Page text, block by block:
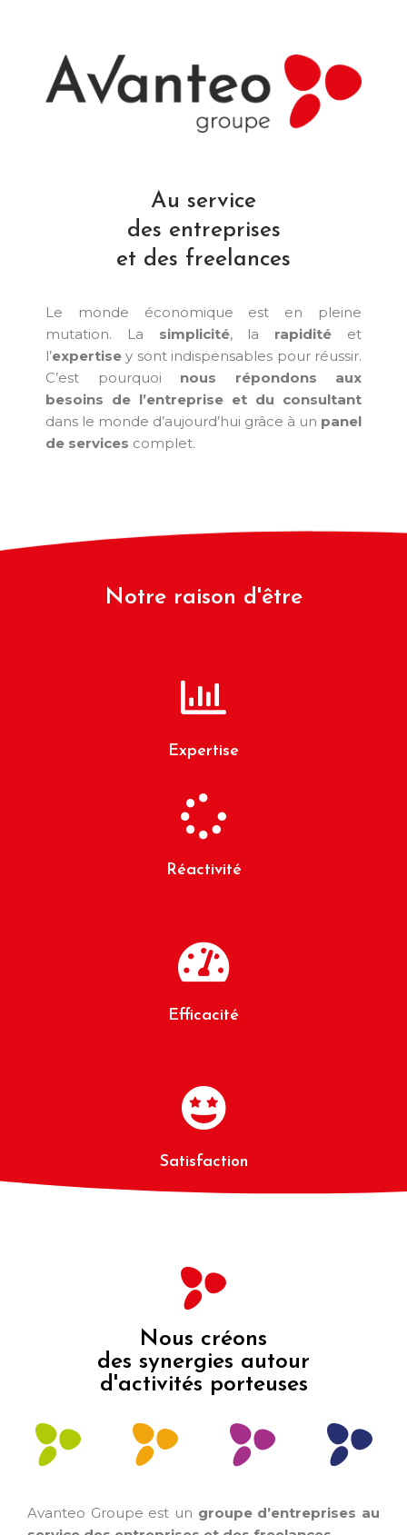
Au service
des entreprises
et des freelances
Le monde économique est en pleine
mutation. La simplicité, la rapidité et
l’expertise y sont indispensables pour réussir.
C’est pourquoi nous répondons aux
besoins de l’entreprise et du consultant
dans le monde d’aujourd’hui grâce à un panel
de services complet.
Notre raison d'être
Expertise
Réactivité
Efficacité
Satisfaction
Nous créons
des synergies autour
d'activités porteuses
Avanteo Groupe est un groupe d’entreprises au